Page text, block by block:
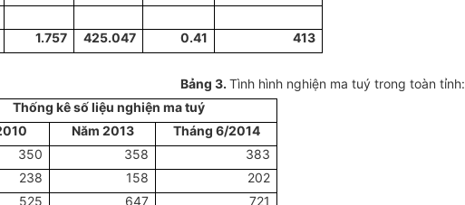
1.757 425.047 0.41 413
Bảng 3. Tình hình nghiện ma tuý trong toàn tỉnh:
Thống kê số liệu nghiện ma tuý
Năm 2013
Tháng 6/2014
350 358
383
238 158
202
525 647 721